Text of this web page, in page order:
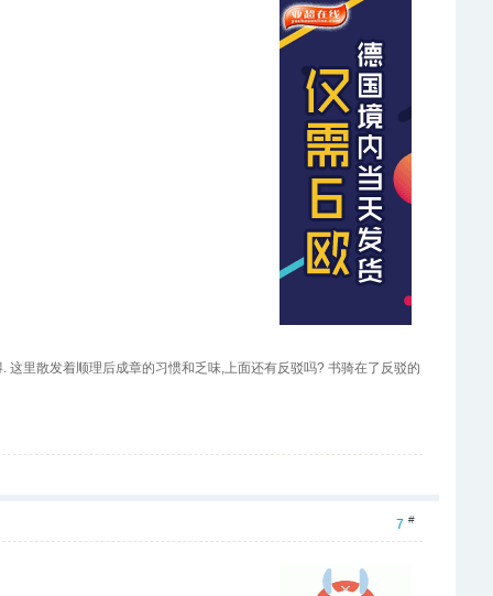
里散发着顺理后成章的习惯和乏味,上面还有反驳吗? 书骑在了反驳的
7 #